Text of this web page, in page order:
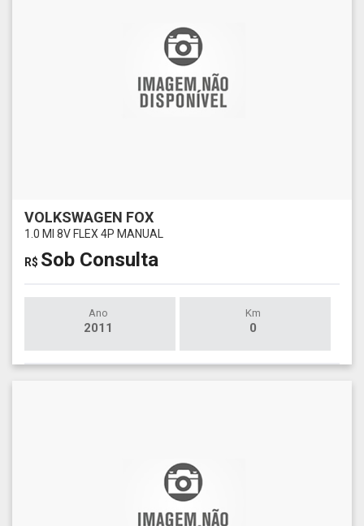
VOLKSWAGEN FOX
1.0 MI 8V FLEX 4P MANUAL
R$ Sob Consulta
Ano
2011
Km
0